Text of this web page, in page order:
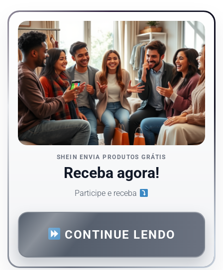
SHEIN ENVIA PRODUTOS GRÁTIS
Receba agora!
Participe e receba
CONTINUE LENDO